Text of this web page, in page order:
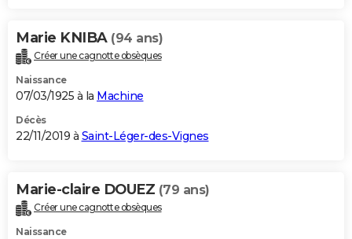
Marie KNIBA (94 ans)
Créer une cagnotte obsèques
Naissance
07/03/1925 à la Machine
Décès
22/11/2019 à Saint-Léger-des-Vignes
Marie-claire DOUEZ (79 ans)
Créer une cagnotte obsèques
Naissance